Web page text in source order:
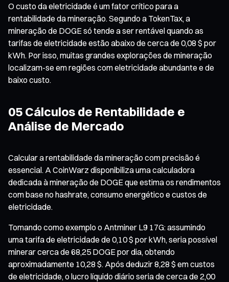
O custo da eletricidade é um fator crítico para a
rentabilidade da mineração. Segundo a TokenTax, a
mineração de DOGE só tende a ser rentável quando as
tarifas de eletricidade estão abaixo de cerca de 0,08 $ por
kWh. Por isso, muitas grandes explorações de mineração
localizam-se em regiões com eletricidade abundante e de
baixo custo.
05 Cálculos de Rentabilidade e
Análise de Mercado
Calcular a rentabilidade da mineração com precisão é
essencial. A CoinWarz disponibiliza uma calculadora
dedicada à mineração de DOGE que estima os rendimentos
com base no hashrate, consumo energético e custos de
eletricidade.
Tomando como exemplo o Antminer L9 17G: assumindo
uma tarifa de eletricidade de 0,10 $ por kWh, seria possível
minerar cerca de 68,25 DOGE por dia, obtendo
aproximadamente 10,28 $. Após deduzir 8,28 $ em custos
de eletricidade, o lucro líquido diário seria de cerca de 2,00